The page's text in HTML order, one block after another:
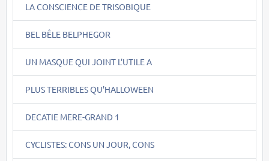
LA CONSCIENCE DE TRISOBIQUE
BEL BÊLE BELPHEGOR
UN MASQUE QUI JOINT L'UTILE A
PLUS TERRIBLES QU'HALLOWEEN
DECATIE MERE-GRAND 1
CYCLISTES: CONS UN JOUR, CONS